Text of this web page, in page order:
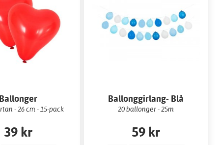
- 26 cm - 15-pack
39 kr
Ballonggirlang- Blå
20 ballonger - 25m
59 kr